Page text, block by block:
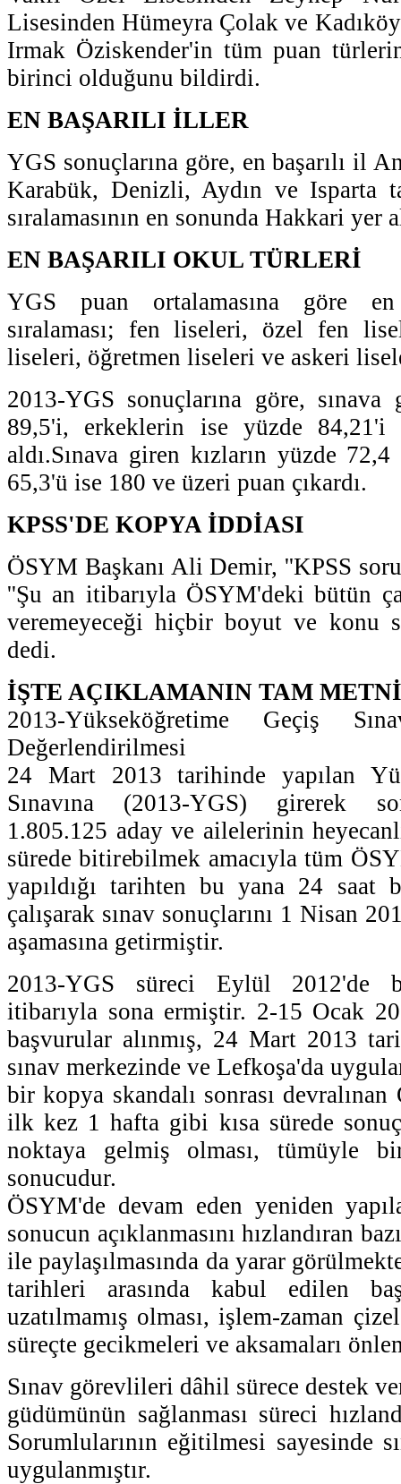
Lisesinden Hümeyra Çolak ve
Irmak Öziskender'in tüm puan
birinci olduğunu bildirdi.
EN BAŞARILI İLLER
YGS sonuçlarına göre, en başarılı il
Karabük, Denizli, Aydın ve Isparta
sıralamasının en sonunda Hakkari yer
EN BAŞARILI OKUL TÜRLERİ
YGS puan ortalamasına göre en
sıralaması; fen liseleri, özel fen
liseleri, öğretmen liseleri ve askeri
2013-YGS sonuçlarına göre, sınava
89,5'i, erkeklerin ise yüzde
aldı.Sınava giren kızların yüzde
65,3'ü ise 180 ve üzeri puan çıkardı.
KPSS'DE KOPYA İDDİASI
ÖSYM Başkanı Ali Demir, ''KPSS
''Şu an itibarıyla ÖSYM'deki bütün
veremeyeceği hiçbir boyut ve konu
dedi.
İŞTE AÇIKLAMANIN TAM METNİ
2013-Yükseköğretime Geçiş
Değerlendirilmesi
24 Mart 2013 tarihinde yapılan
Sınavına (2013-YGS) girerek
1.805.125 aday ve ailelerinin
sürede bitirebilmek amacıyla tüm
yapıldığı tarihten bu yana 24
çalışarak sınav sonuçlarını 1 Nisan
aşamasına getirmiştir.
2013-YGS süreci Eylül 2012'de
itibarıyla sona ermiştir. 2-15 Ocak
başvurular alınmış, 24 Mart 2013
sınav merkezinde ve Lefkoşa'da
bir kopya skandalı sonrası
ilk kez 1 hafta gibi kısa sürede
noktaya gelmiş olması, tümüyle bir
sonucudur.
ÖSYM'de devam eden yeniden
sonucun açıklanmasını hızlandıran
ile paylaşılmasında da yarar
tarihleri arasında kabul edilen
uzatılmamış olması, işlem-zaman
süreçte gecikmeleri ve aksamaları
Sınav görevlileri dâhil sürece destek
güdümünün sağlanması süreci
Sorumlularının eğitilmesi sayesinde
uygulanmıştır.